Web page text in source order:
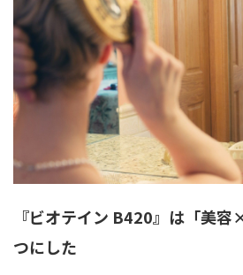
『ビオテイン B420』は「美
つにした